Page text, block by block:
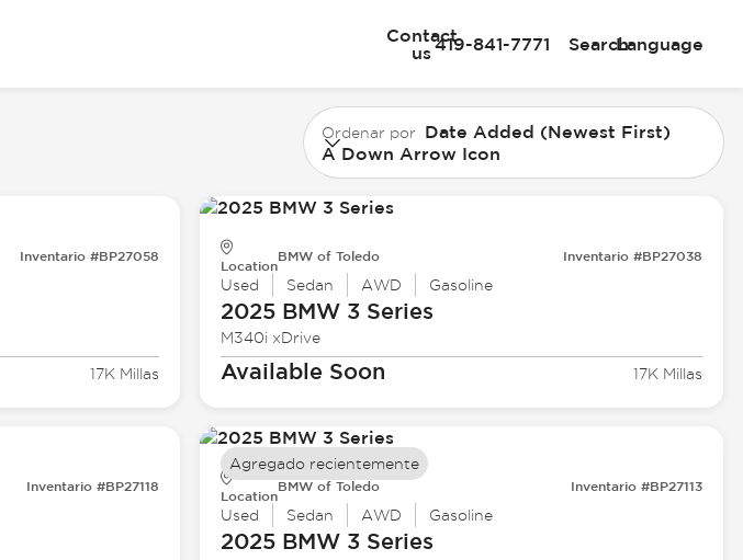
Contact
us419-841-7771 SearchLanguage
Ordenar por Date Added (Newest First)
A Down Arrow Icon
Inventario #BP27058
17K Millas
Location
BMW of Toledo Inventario #BP27038
Used Sedan AWD Gasoline
2025 BMW3 Series
M340i xDrive
Available Soon 17K Millas
Inventario #BP27118
Location
BMW of Toledo Inventario #BP27113
Used Sedan AWD Gasoline
2025 BMW3 Series
Agregado recientemente